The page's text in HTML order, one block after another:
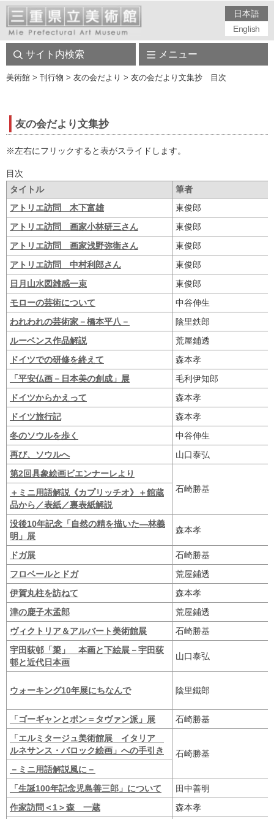
日本語
English
サイト内検索 メニュー
美術館 > 刊行物 > 友の会だより > 友の会だより文集抄 目次
友の会だより文集抄
※左右にフリックすると表がスライドします。
目次
タイトル
筆者
アトリエ訪問 木下富雄
東俊郎
アトリエ訪問 画家小林研三さん
東俊郎
アトリエ訪問 画家浅野弥衛さん
東俊郎
アトリエ訪問 中村利郎さん
東俊郎
日月山水図雑感一束
東俊郎
モローの芸術について
中谷伸生
われわれの芸術家－橋本平八－
陰里鉄郎
ルーベンス作品解説
荒屋鋪透
ドイツでの研修を終えて
森本孝
「平安仏画－日本美の創成」展
毛利伊知郎
ドイツからかえって
森本孝
ドイツ旅行記
森本孝
冬のソウルを歩く
中谷伸生
再び、ソウルへ
山口泰弘
第2回具象絵画ビエンナーレより
石崎勝基
＋ミニ用語解説《カプリッチオ》＋館蔵
品から／表紙／裏表紙解説
没後10年記念「自然の精を描いた―林義
明」展
森本孝
ドガ展
石崎勝基
フロベールとドガ
荒屋鋪透
伊賀丸柱を訪ねて
森本孝
津の鹿子木孟郎
荒屋鋪透
ヴィクトリア＆アルバート美術館展
石崎勝基
宇田荻邨「簗」 本画と下絵展－宇田荻
邨と近代日本画
山口泰弘
ウォーキング10年展にちなんで 陰里鐵郎
「ゴーギャンとポン＝タヴァン派」展
石崎勝基
「エルミタージュ美術館展 イタリア
ルネサンス・バロック絵画」への手引き
石崎勝基
－ミニ用語解説風に－
「生誕100年記念児島善三郎」について
田中善明
作家訪問＜1＞森 一蔵
森本孝